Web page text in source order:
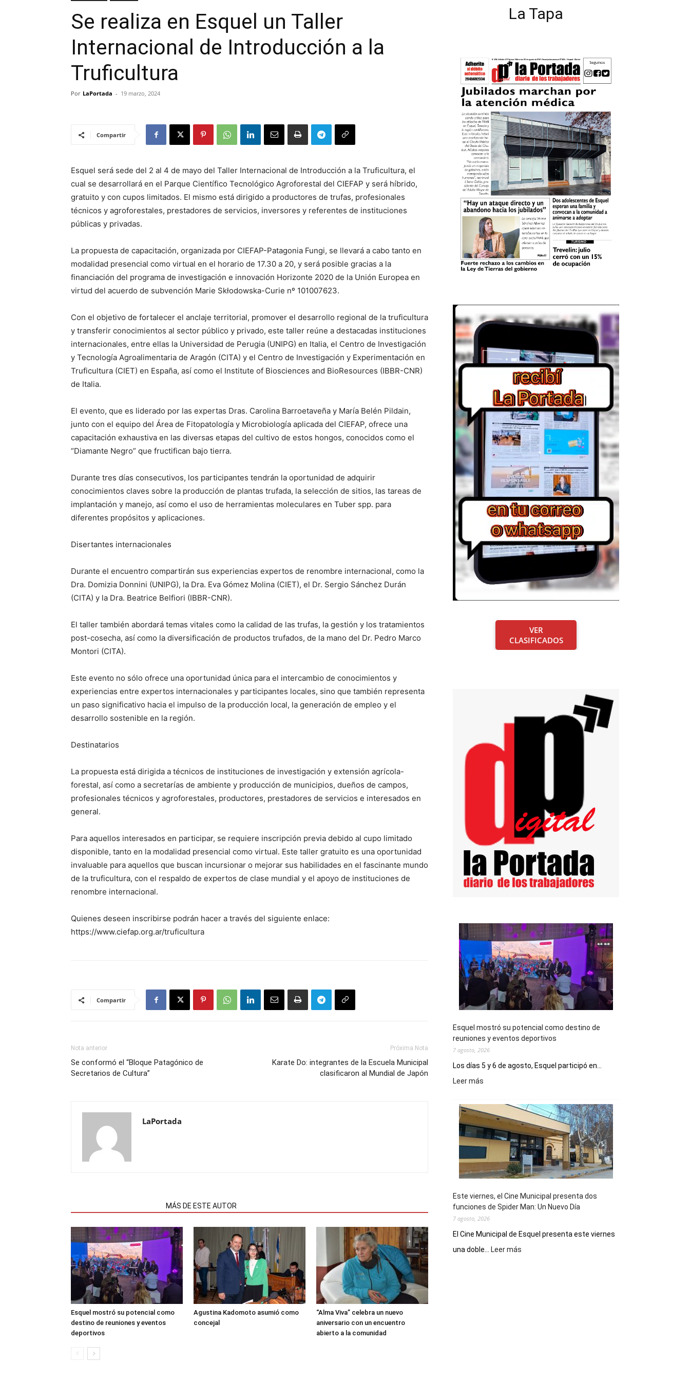
Se realiza en Esquel un Taller
Internacional de Introducción a la
Truficultura
Por LaPortada - 19 marzo, 2024
Compartir
Esquel será sede del 2 al 4 de mayo del Taller Internacional de Introducción a la Truficultura, el
cual se desarrollará en el Parque Científico Tecnológico Agroforestal del CIEFAP y será híbrido,
gratuito y con cupos limitados. El mismo está dirigido a productores de trufas, profesionales
técnicos y agroforestales, prestadores de servicios, inversores y referentes de instituciones
públicas y privadas.
La propuesta de capacitación, organizada por CIEFAP-Patagonia Fungi, se llevará a cabo tanto en
modalidad presencial como virtual en el horario de 17.30 a 20, y será posible gracias a la
financiación del programa de investigación e innovación Horizonte 2020 de la Unión Europea en
virtud del acuerdo de subvención Marie Skłodowska-Curie nº 101007623.
Con el objetivo de fortalecer el anclaje territorial, promover el desarrollo regional de la truficultura
y transferir conocimientos al sector público y privado, este taller reúne a destacadas instituciones
internacionales, entre ellas la Universidad de Perugia (UNIPG) en Italia, el Centro de Investigación
y Tecnología Agroalimentaria de Aragón (CITA) y el Centro de Investigación y Experimentación en
Truficultura (CIET) en España, así como el Institute of Biosciences and BioResources (IBBR-CNR)
de Italia.
El evento, que es liderado por las expertas Dras. Carolina Barroetaveña y María Belén Pildain,
junto con el equipo del Área de Fitopatología y Microbiología aplicada del CIEFAP, ofrece una
capacitación exhaustiva en las diversas etapas del cultivo de estos hongos, conocidos como el
“Diamante Negro” que fructifican bajo tierra.
Durante tres días consecutivos, los participantes tendrán la oportunidad de adquirir
conocimientos claves sobre la producción de plantas trufada, la selección de sitios, las tareas de
implantación y manejo, así como el uso de herramientas moleculares en Tuber spp. para
diferentes propósitos y aplicaciones.
Disertantes internacionales
Durante el encuentro compartirán sus experiencias expertos de renombre internacional, como la
Dra. Domizia Donnini (UNIPG), la Dra. Eva Gómez Molina (CIET), el Dr. Sergio Sánchez Durán
(CITA) y la Dra. Beatrice Belfiori (IBBR-CNR).
El taller también abordará temas vitales como la calidad de las trufas, la gestión y los tratamientos
post-cosecha, así como la diversificación de productos trufados, de la mano del Dr. Pedro Marco
Montori (CITA).
Este evento no sólo ofrece una oportunidad única para el intercambio de conocimientos y
experiencias entre expertos internacionales y participantes locales, sino que también representa
un paso significativo hacia el impulso de la producción local, la generación de empleo y el
desarrollo sostenible en la región.
Destinatarios
La propuesta está dirigida a técnicos de instituciones de investigación y extensión agrícola-
forestal, así como a secretarías de ambiente y producción de municipios, dueños de campos,
profesionales técnicos y agroforestales, productores, prestadores de servicios e interesados en
general.
Para aquellos interesados en participar, se requiere inscripción previa debido al cupo limitado
disponible, tanto en la modalidad presencial como virtual. Este taller gratuito es una oportunidad
invaluable para aquellos que buscan incursionar o mejorar sus habilidades en el fascinante mundo
de la truficultura, con el respaldo de expertos de clase mundial y el apoyo de instituciones de
renombre internacional.
Quienes deseen inscribirse podrán hacer a través del siguiente enlace:
https://www.ciefap.org.ar/truficultura
Compartir
Nota anterior
Se conformó el “Bloque Patagónico de
Secretarios de Cultura”
Próxima Nota
Karate Do: integrantes de la Escuela Municipal
clasificaron al Mundial de Japón
LaPortada
MÁS DE ESTE AUTOR
Esquel mostró su potencial como
destino de reuniones y eventos
deportivos
Agustina Kadomoto asumió como
concejal
“Alma Viva” celebra un nuevo
aniversario con un encuentro
abierto a la comunidad
La Tapa
VER
CLASIFICADOS
Esquel mostró su potencial como destino de
reuniones y eventos deportivos
7 agosto, 2026
Los días 5 y 6 de agosto, Esquel participó en...
Leer más
su
potencial
como
destino
de
reuniones
y
deportivos
Este viernes, el Cine Municipal presenta dos
funciones de Spider Man: Un Nuevo Día
7 agosto, 2026
El Cine Municipal de Esquel presenta este viernes
una doble...
Leer más